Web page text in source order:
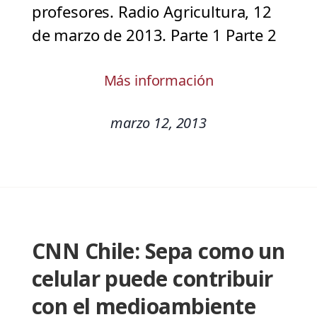
profesores. Radio Agricultura, 12
de marzo de 2013. Parte 1 Parte 2
Más información
marzo 12, 2013
CNN Chile: Sepa como un
celular puede contribuir
con el medioambiente